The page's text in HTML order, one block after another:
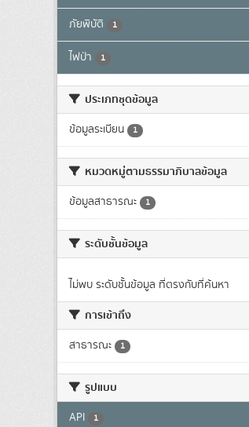
ภัยพิบัติ 1
ไฟป่า 1
ประเภทชุดข้อมูล
ข้อมูลระเบียน 1
หมวดหมู่ตามธรรมาภิบาลข้อมูล
ข้อมูลสาธารณะ 1
ระดับชั้นข้อมูล
ไม่พบ ระดับชั้นข้อมูล ที่ตรงกับที่ค้นหา
การเข้าถึง
สาธารณะ 1
รูปแบบ
API 1